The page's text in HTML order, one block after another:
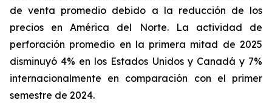
de venta promedio debido a la reducción de los
precios en América del Norte. La actividad de
perforación promedio en la primera mitad de 2025
disminuyó 4% en los Estados Unidos y Canadá y 7%
internacionalmente en comparación con el primer
semestre de 2024.